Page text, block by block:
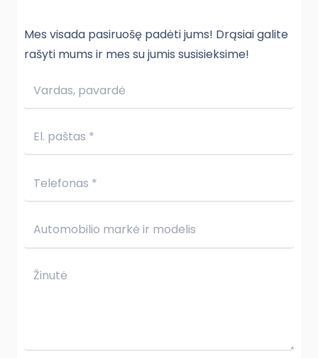
Mes visada pasiruošę padėti jums! Drąsiai galite
rašyti mums ir mes su jumis susisieksime!